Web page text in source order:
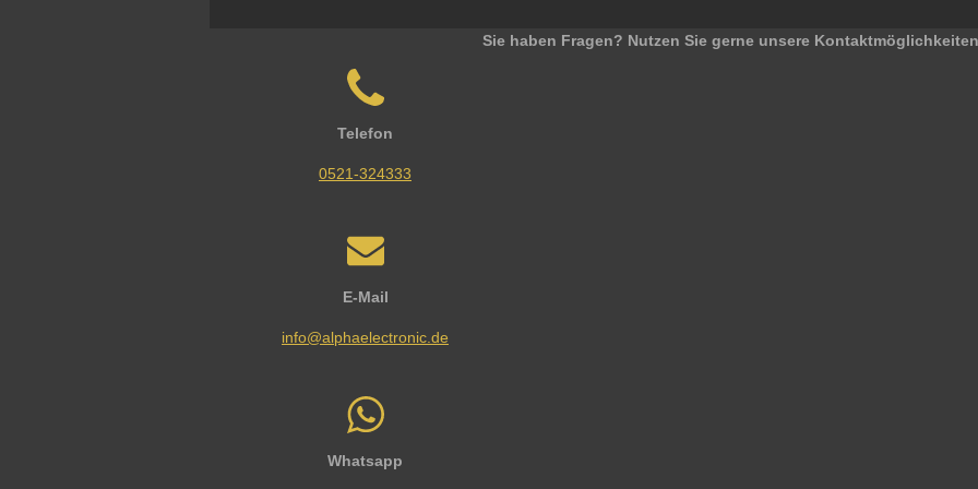
Sie haben Fragen? Nutzen Sie gerne unsere
Telefon
0521-324333
E-Mail
info@alphaelectronic.de
Whatsapp